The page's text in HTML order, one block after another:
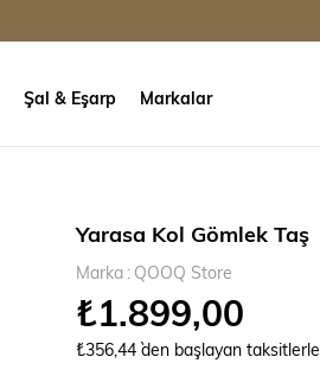
Şal & Eşarp Markalar
Yarasa Kol Gömlek Taş
Marka : QOOQ Store
₺1.899,00
₺356,44 `den başlayan taksitlerle